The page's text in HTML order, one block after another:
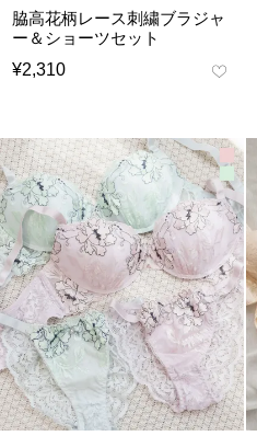
脇高花柄レース刺繍ブラジャ
ー＆ショーツセット
¥2,310